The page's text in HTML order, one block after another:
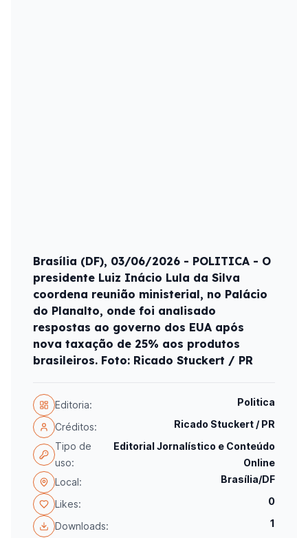
Brasília (DF), 03/06/2026 - POLITICA - O
presidente Luiz Inácio Lula da Silva
coordena reunião ministerial, no Palácio
do Planalto, onde foi analisado
respostas ao governo dos EUA após
nova taxação de 25% aos produtos
brasileiros. Foto: Ricado Stuckert / PR
Editoria: Politica
Créditos:
Ricado Stuckert / PR
Tipo de
uso:
Editorial Jornalístico e Conteúdo
Online
Local:
Brasília/DF
Likes: 0
Downloads: 1